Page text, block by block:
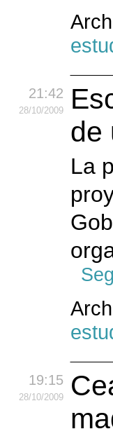
21:42
28/10/2009
de
La
19:15
28/10/2009